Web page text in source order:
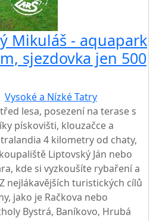
Mikuláš - aquapark
sjezdovka jen 500
Vysoké a Nízké Tatry
lesa, posezení na terase s
pískovišti, klouzačce a
4 kilometry od chaty,
Liptovský Ján nebo
kde si vyzkoušíte rybaření a
nejlákavějších turistických cílů
jako je Račkova nebo
Bystrá, Baníkovo, Hrubá